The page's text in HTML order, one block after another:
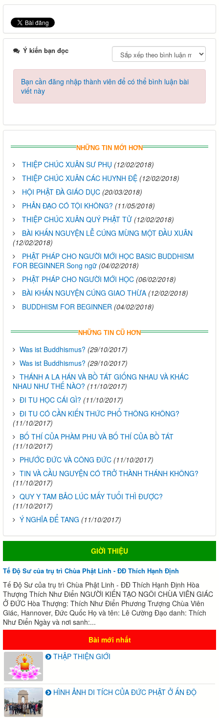
Ý kiến bạn đọc
Bạn cần đăng nhập thành viên để có thể bình luận bài
viết này
NHỮNG TIN MỚI HƠN
THIỆP CHÚC XUÂN SƯ PHỤ (12/02/2018)
THIỆP CHÚC XUÂN CÁC HUYNH ĐỆ (12/02/2018)
HỘI PHẬT ĐÀ GIÁO DỤC (20/03/2018)
PHẢN ĐẠO CÓ TỘI KHÔNG? (11/05/2018)
THIỆP CHÚC XUÂN QUÝ PHẬT TỬ (12/02/2018)
BÀI KHẤN NGUYỆN LỄ CÚNG MÙNG MỘT ĐẦU XUÂN
(12/02/2018)
PHẬT PHÁP CHO NGƯỜI MỚI HỌC BASIC BUDDHISM
FOR BEGINNER Song ngữ (04/02/2018)
PHẬT PHÁP CHO NGƯỜI MỚI HỌC (06/02/2018)
BÀI KHẤN NGUYỆN CÚNG GIAO THỪA (12/02/2018)
BUDDHISM FOR BEGINNER (04/02/2018)
NHỮNG TIN CŨ HƠN
Was ist Buddhismus? (29/10/2017)
Was ist Buddhismus? (29/10/2017)
THÁNH A LA HÁN VÀ BỒ TÁT GIỐNG NHAU VÀ KHÁC
NHAU NHƯ THẾ NÀO? (11/10/2017)
ĐI TU HỌC CÁI GÌ? (11/10/2017)
ĐI TU CÓ CẦN KIẾN THỨC PHỔ THÔNG KHÔNG?
(11/10/2017)
BỐ THÍ CỦA PHÀM PHU VÀ BỐ THÍ CỦA BỒ TÁT
(11/10/2017)
PHƯỚC ĐỨC VÀ CÔNG ĐỨC (11/10/2017)
TIN VÀ CẦU NGUYỆN CÓ TRỞ THÀNH THÁNH KHÔNG?
(11/10/2017)
QUY Y TAM BẢO LÚC MẤY TUỔI THÌ ĐƯỢC?
(11/10/2017)
Ý NGHĨA ĐỂ TANG (11/10/2017)
GIỜI THIỆU
Tế Độ Sư của trụ trì Chùa Phật Linh - ĐĐ Thích Hạnh Định
Tế Độ Sư của trụ trì Chùa Phật Linh - ĐĐ Thích Hạnh Định Hòa
Thượng Thích Như Điển NGƯỜI KIẾN TẠO NGÔI CHÙA VIÊN GIÁC
Ở ĐỨC Hòa Thượng: Thích Như Điển Phương Trượng Chùa Viên
Giác, Hannover, Đức Quốc Họ và tên: Lê Cường Đạo danh: Thích
Như Điển Ngày và nơi sanh:...
Bài mới nhất
THẬP THIỆN GIỚI
HÌNH ẢNH DI TÍCH CỦA ĐỨC PHẬT Ở ẤN ĐỘ